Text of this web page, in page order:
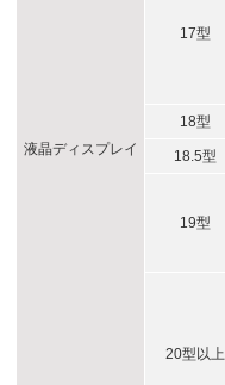
液晶ディスプレイ
17型
18型
18.5型
19型
20型以上